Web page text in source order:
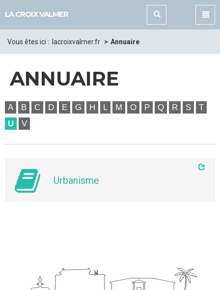
LA CROIX VALMER
Vous êtes ici : lacroixvalmer.fr Annuaire
ANNUAIRE
A B C D E G H L M O P Q R S
T
U
V
Urbanisme